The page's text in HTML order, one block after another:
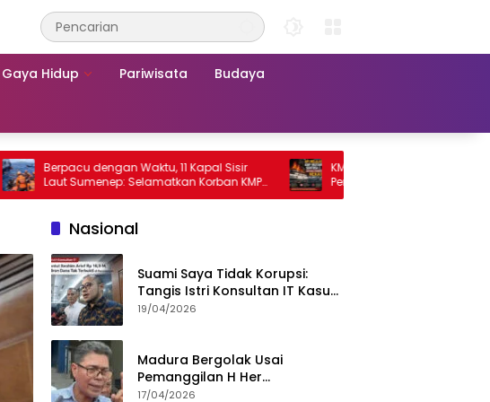
Gaya Hidup Pariwisata Budaya
Berpacu dengan Waktu, 11 Kapal Sisir
Laut Sumenep: Selamatkan Korban KMP
Mutiara Sentosa 2
KMP Mutiara Sentosa 2 Terbakar,
Penumpang Nekat Melompat ke Laut
Nasional
Suami Saya Tidak Korupsi:
Tangis Istri Konsultan IT Kasus
Nadiem Dituntut 22,5 Tahun
19/04/2026
Madura Bergolak Usai
Pemanggilan H Her
Pamekasan, Faizal Assegaf
17/04/2026